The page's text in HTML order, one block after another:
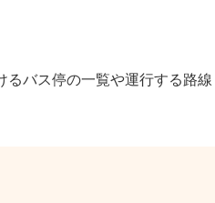
バス停の一覧や運行する路線